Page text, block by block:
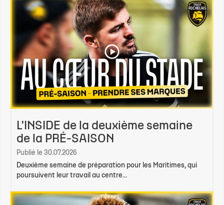
L'INSIDE de la deuxième semaine
de la PRÉ-SAISON
Publié le 30.07.2026
Deuxième semaine de préparation pour les Maritimes, qui
poursuivent leur travail au centre...